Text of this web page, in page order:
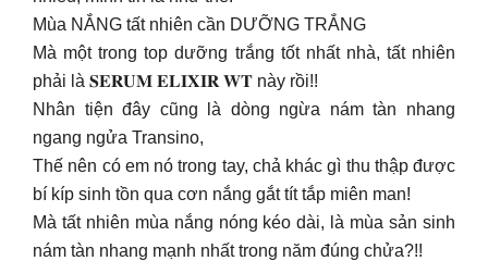
Mùa NẮNG tất nhiên cần DƯỠNG TRẮNG
Mà một trong top dưỡng trắng tốt nhất nhà, tất nhiên
phải là 𝐒𝐄𝐑𝐔𝐌 𝐄𝐋𝐈𝐗𝐈𝐑 𝐖𝐓 này rồi!!
Nhân tiện đây cũng là dòng ngừa nám tàn nhang
ngang ngửa Transino,
Thế nên có em nó trong tay, chả khác gì thu thập được
bí kíp sinh tồn qua cơn nắng gắt tít tắp miên man!
Mà tất nhiên mùa nắng nóng kéo dài, là mùa sản sinh
nám tàn nhang mạnh nhất trong năm đúng chửa?!!